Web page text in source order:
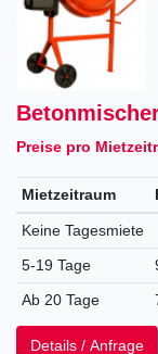
Betonmischer
Preise pro
Mietzeitraum
Keine Tagesmiete
5-19 Tage
Ab 20 Tage
Details / Anfrage